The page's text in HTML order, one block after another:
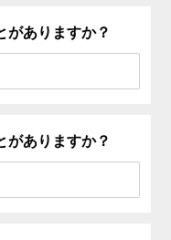
がありますか？
がありますか？